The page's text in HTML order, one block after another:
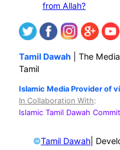
from Allah?
Tamil Dawah | The
Tamil
Islamic Media Provider of
In Collaboration With:
Islamic Tamil Dawah
©Tamil Dawah |